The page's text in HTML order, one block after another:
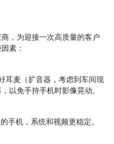
，为迎接一次高质量的客户
素：
耳麦（扩音器，考虑到车间现
以免手持手机时影像晃动。
手机，系统和视频更稳定。